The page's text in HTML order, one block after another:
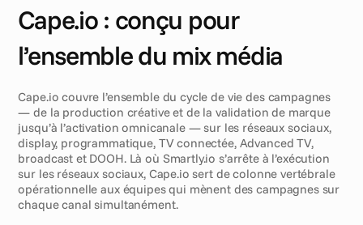
Cape.io : conçu pour
l’ensemble du mix média
Cape.io couvre l’ensemble du cycle de vie des campagnes
— de la production créative et de la validation de marque
jusqu’à l’activation omnicanale — sur les réseaux sociaux,
display, programmatique, TV connectée, Advanced TV,
broadcast et DOOH. Là où Smartly.io s’arrête à l’exécution
sur les réseaux sociaux, Cape.io sert de colonne vertébrale
opérationnelle aux équipes qui mènent des campagnes sur
chaque canal simultanément.